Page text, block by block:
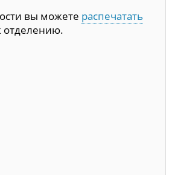
вы можете распечатать
отделению.